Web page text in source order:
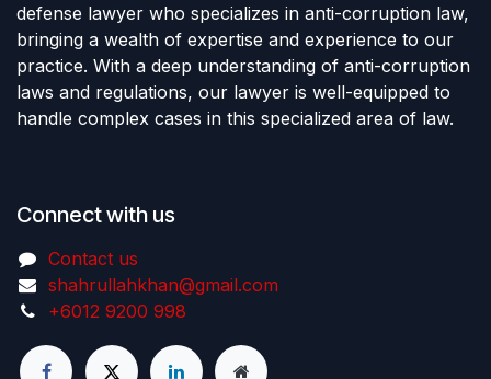
defense lawyer who specializes in anti-corruption law,
bringing a wealth of expertise and experience to our
practice. With a deep understanding of anti-corruption
laws and regulations, our lawyer is well-equipped to
handle complex cases in this specialized area of law.
Connect with us
Contact us
shahrullahkhan@gmail.com
+6012 9200 998